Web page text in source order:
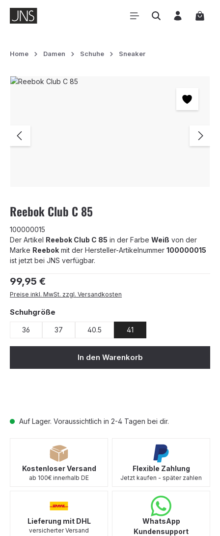
Zum Hauptinhalt springen
Home Damen Schuhe Sneaker
Bildergalerie überspringen
Reebok Club C 85
100000015
Der Artikel Reebok Club C 85 in der Farbe Weiß von der
Marke Reebok mit der Hersteller-Artikelnummer 100000015
ist jetzt bei JNS verfügbar.
Regulärer Preis:
99,95 €
Preise inkl. MwSt. zzgl. Versandkosten
Auf Lager. Voraussichtlich in 2-4 Tagen bei dir.
Schuhgröße
36 37 40.5 41
In den Warenkorb
Kostenloser Versand
ab 100€ innerhalb DE
Flexible Zahlung
Jetzt kaufen - später zahlen
Lieferung mit DHL
versicherter Versand
WhatsApp
Kundensupport